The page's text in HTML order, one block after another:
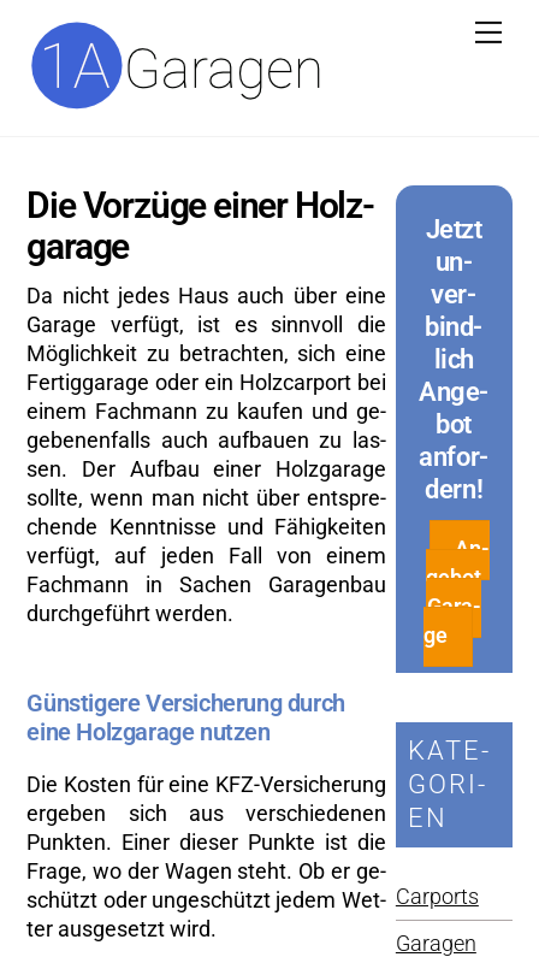
content
Die Vor­zü­ge einer Holz­
ga­ra­ge
Da nicht jedes Haus auch über eine
Ga­ra­ge ver­fügt, ist es sinn­voll die
Mög­lich­keit zu be­trach­ten, sich eine
Fer­tig­ga­ra­ge oder ein Holz­car­port bei
einem Fach­mann zu kau­fen und ge­
ge­be­nen­falls auch auf­bau­en zu las­
sen. Der Auf­bau einer Holz­ga­ra­ge
soll­te, wenn man nicht über ent­spre­
chen­de Kennt­nis­se und Fä­hig­kei­ten
ver­fügt, auf jeden Fall von einem
Fach­mann in Sa­chen Ga­ra­gen­bau
durch­ge­führt wer­den.
Güns­ti­ge­re Ver­si­che­rung durch
eine Holz­ga­ra­ge nut­zen
Die Kos­ten für eine KFZ-Ver­si­che­rung
er­ge­ben sich aus ver­schie­de­nen
Punk­ten. Einer die­ser Punk­te ist die
Frage, wo der Wagen steht. Ob er ge­
schützt oder un­ge­schützt jedem Wet­
ter aus­ge­setzt wird.
Jetzt
un­
ver­
bind­
lich
An­ge­
bot
an­for­
dern!
An­
ge­bot
Ga­ra­
ge
KA­TE­
GO­RI­
EN
Car­ports
Ga­ra­gen